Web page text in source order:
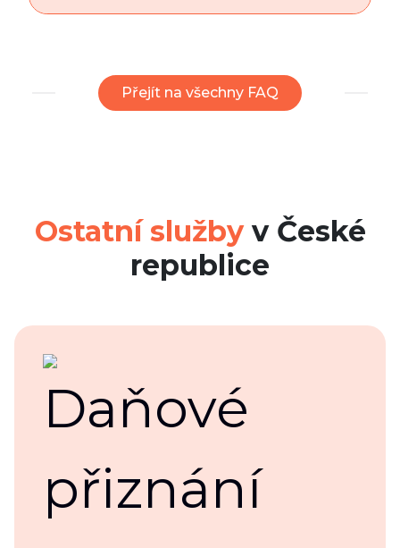
Přejít na všechny FAQ
Ostatní službyv České
republice